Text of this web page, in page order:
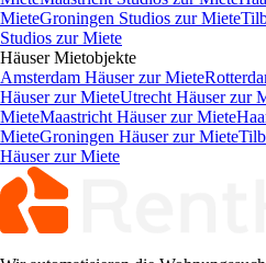
MieteGroningen Studios zur Miete
Studios zur Miete
Häuser Mietobjekte
Amsterdam Häuser zur Miete
Häuser zur MieteUtrecht Häuser zur
MieteMaastricht Häuser zur Miete
MieteGroningen Häuser zur Miete
Häuser zur Miete